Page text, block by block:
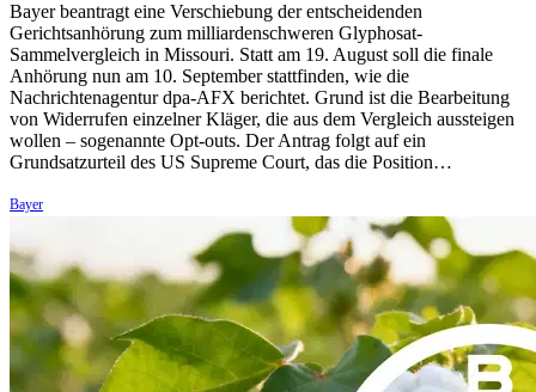
Bayer beantragt eine Verschiebung der entscheidenden
Gerichtsanhörung zum milliardenschweren Glyphosat-
Sammelvergleich in Missouri. Statt am 19. August soll die finale
Anhörung nun am 10. September stattfinden, wie die
Nachrichtenagentur dpa-AFX berichtet. Grund ist die Bearbeitung
von Widerrufen einzelner Kläger, die aus dem Vergleich aussteigen
wollen – sogenannte Opt-outs. Der Antrag folgt auf ein
Grundsatzurteil des US Supreme Court, das die Position…
Bayer